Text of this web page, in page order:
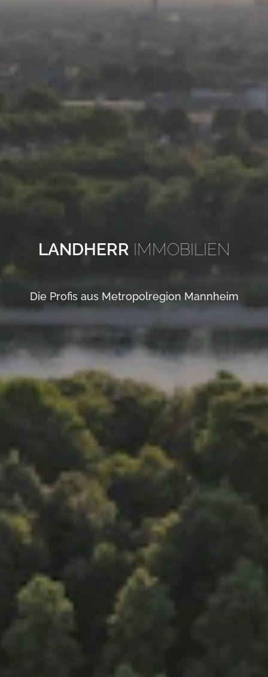
LANDHERR IMMOBILIEN
Die Profis aus Metropolregion Mannheim